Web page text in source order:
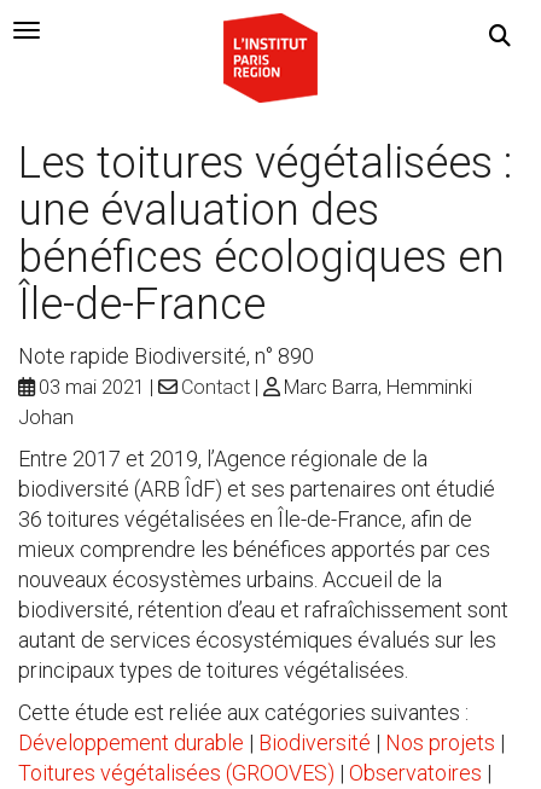
Navigation Toggle
Les toitures végétalisées :
une évaluation des
bénéfices écologiques en
Île-de-France
Note rapide Biodiversité, n° 890
03 mai 2021 Contact
Marc Barra, Hemminki
Johan
Entre 2017 et 2019, l’Agence régionale de la
biodiversité (ARB ÎdF) et ses partenaires ont étudié
36 toitures végétalisées en Île-de-France, afin de
mieux comprendre les bénéfices apportés par ces
nouveaux écosystèmes urbains. Accueil de la
biodiversité, rétention d’eau et rafraîchissement sont
autant de services écosystémiques évalués sur les
principaux types de toitures végétalisées.
Cette étude est reliée aux catégories suivantes :
Développement durable | Biodiversité | Nos projets |
Toitures végétalisées (GROOVES) | Observatoires |